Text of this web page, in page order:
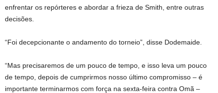
enfrentar os repórteres e abordar a frieza de Smith, entre outras
decisões.
“Foi decepcionante o andamento do torneio”, disse Dodemaide.
“Mas precisaremos de um pouco de tempo, e isso leva um pouco
de tempo, depois de cumprirmos nosso último compromisso – é
importante terminarmos com força na sexta-feira contra Omã –